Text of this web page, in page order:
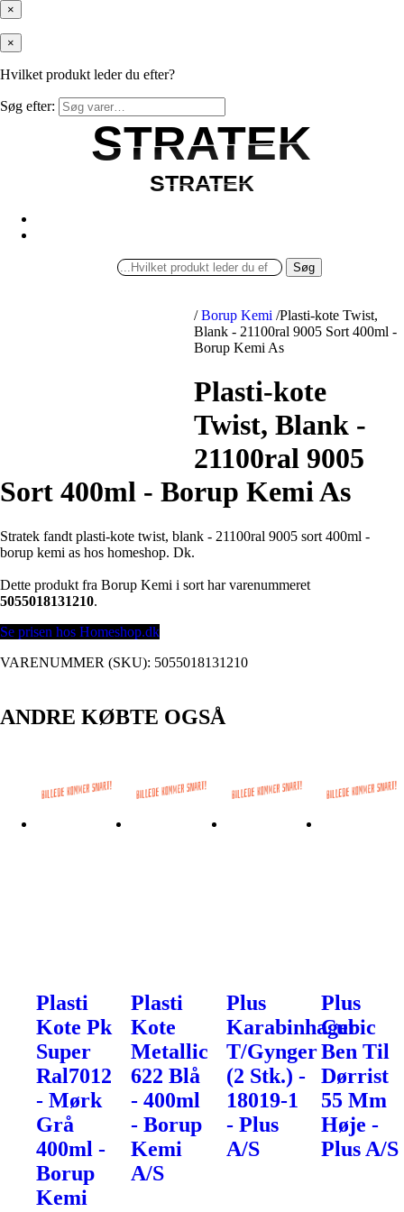
×
×
Hvilket produkt leder du efter?
Søg efter:
STRATEK
STRATEK
STRATEK
STRATEK
Søg
/ Borup Kemi /Plasti-kote Twist,
Blank - 21100ral 9005 Sort 400ml -
Borup Kemi As
Plasti-kote
Twist, Blank -
21100ral 9005
Sort 400ml - Borup Kemi As
Stratek fandt plasti-kote twist, blank - 21100ral 9005 sort 400ml -
borup kemi as hos homeshop. Dk.
Dette produkt fra Borup Kemi i sort har varenummeret
5055018131210.
Se prisen hos Homeshop.dk
VARENUMMER (SKU): 5055018131210
ANDRE KØBTE OGSÅ
Plasti
Kote Pk
Super
Ral7012
- Mørk
Grå
400ml -
Borup
Kemi
Plasti
Kote
Metallic
622 Blå
- 400ml
- Borup
Kemi
A/S
Plus
Karabinhager
T/Gynger
(2 Stk.) -
18019-1
- Plus
A/S
Plus
Cubic
Ben Til
Dørrist
55 Mm
Høje -
Plus A/S